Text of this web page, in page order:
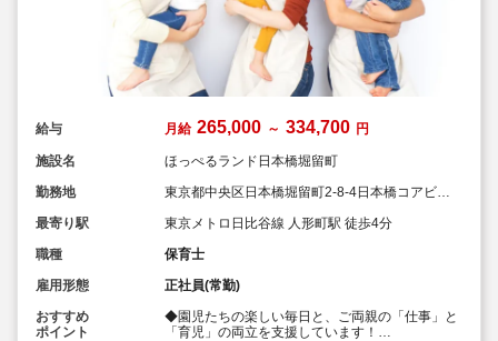
給与 月給 265,000 ～ 334,700 円
施設名
ほっぺるランド日本橋堀留町
勤務地
東京都中央区日本橋堀留町2-8-4日本橋コアビル1
最寄り駅
東京メトロ日比谷線 人形町駅 徒歩4分
職種
保育士
雇用形態
正社員(常勤)
おすすめ
ポイント
◆園児たちの楽しい毎日と、ご両親の「仕事」と
「育児」の両立を支援しています！